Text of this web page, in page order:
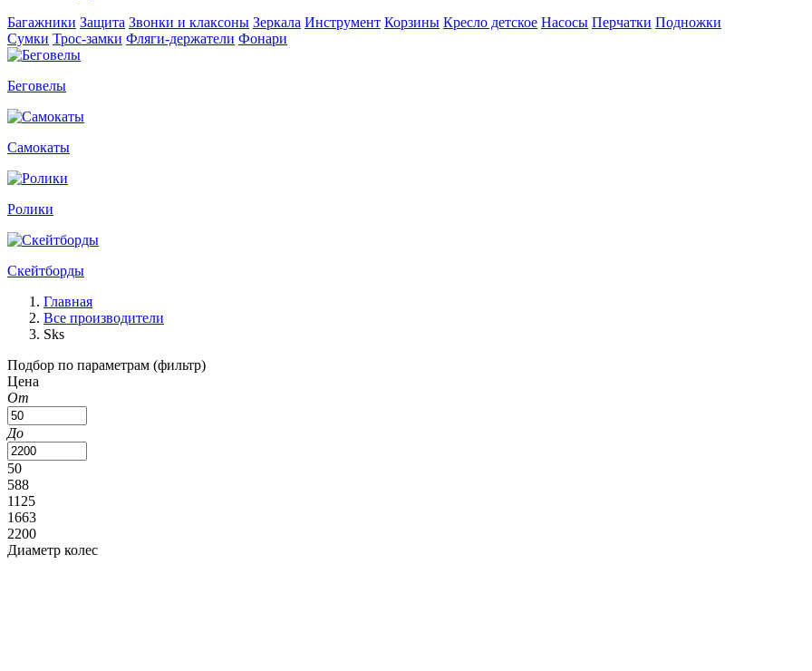
Багажники Защита Звонки и клаксоны Зеркала Инструмент Корзины Кресло детское Насосы Перчатки Подножки
Сумки Трос-замки Фляги-держатели Фонари
Беговелы
Самокаты
Ролики
Скейтборды
Главная
Все производители
Sks
Подбор по параметрам (фильтр)
Цена
От
До
50
588
1125
1663
2200
Диаметр колес